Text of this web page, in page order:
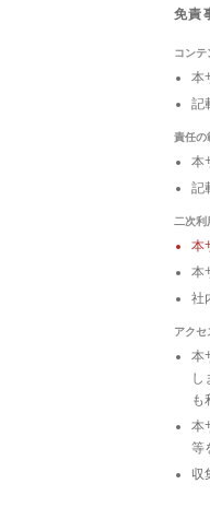
免責
コンテ
本
記
責任の
本
記
二次利
本
本
社
アクセ
本
し
も
本
等
収